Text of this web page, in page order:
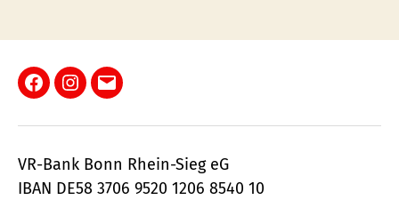
Facebook
Instagram
E-
VR-Bank Bonn Rhein-Sieg eG
IBAN DE58 3706 9520 1206 8540 10